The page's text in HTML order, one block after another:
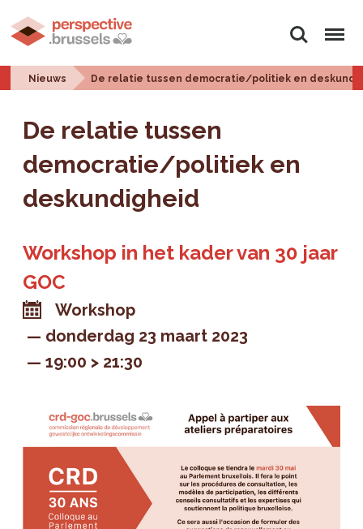
Zoeken Menu
Nieuws De relatie tussen democratie/politiek en
De relatie tussen
democratie/politiek en
deskundigheid
Workshop in het kader van 30 jaar
GOC
Workshop
donderdag 23 maart 2023
19:00 > 21:30